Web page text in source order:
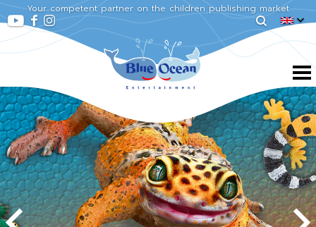
Your competent partner on the children publishing market